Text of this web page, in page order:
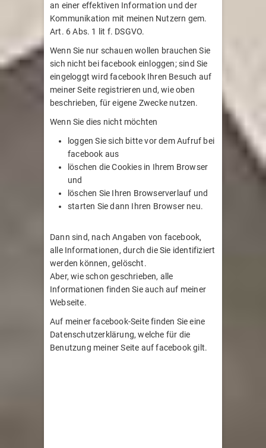
an einer effektiven Information und der
Kommunikation mit meinen Nutzern gem.
Art. 6 Abs. 1 lit f. DSGVO.
Wenn Sie nur schauen wollen brauchen Sie
sich nicht bei facebook einloggen; sind Sie
eingeloggt wird facebook Ihren Besuch auf
meiner Seite registrieren und, wie oben
beschrieben, für eigene Zwecke nutzen.
Wenn Sie dies nicht möchten
loggen Sie sich bitte vor dem Aufruf bei
facebook aus
löschen die Cookies in Ihrem Browser
und
löschen Sie Ihren Browserverlauf und
starten Sie dann Ihren Browser neu.
Dann sind, nach Angaben von facebook,
alle Informationen, durch die Sie identifiziert
werden können, gelöscht.
Aber, wie schon geschrieben, alle
Informationen finden Sie auch auf meiner
Webseite.
Auf meiner facebook-Seite finden Sie eine
Datenschutzerklärung, welche für die
Benutzung meiner Seite auf facebook gilt.